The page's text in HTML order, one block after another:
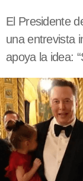
El Presidente
una entrevista
apoya la idea: